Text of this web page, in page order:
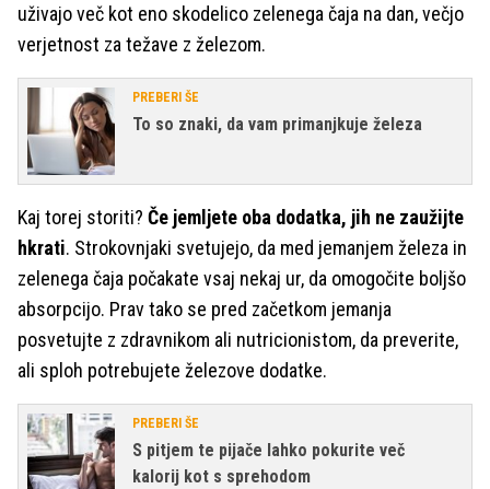
uživajo več kot eno skodelico zelenega čaja na dan, večjo
verjetnost za težave z železom.
PREBERI ŠE
To so znaki, da vam primanjkuje železa
Kaj torej storiti? Če jemljete oba dodatka, jih ne zaužijte
hkrati. Strokovnjaki svetujejo, da med jemanjem železa in
zelenega čaja počakate vsaj nekaj ur, da omogočite boljšo
absorpcijo. Prav tako se pred začetkom jemanja
posvetujte z zdravnikom ali nutricionistom, da preverite,
ali sploh potrebujete železove dodatke.
PREBERI ŠE
S pitjem te pijače lahko pokurite več
kalorij kot s sprehodom